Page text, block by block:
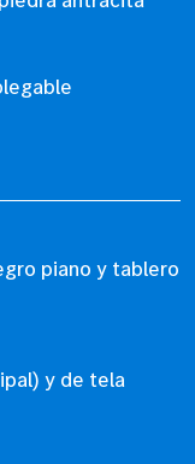
piano y tablero
y de tela